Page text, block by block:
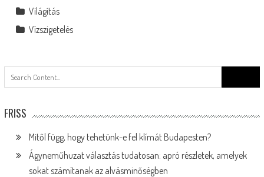
Világítás
Vízszigetelés
for:
FRISS
Mitől függ, hogy tehetünk-e fel klímát Budapesten?
Ágyneműhuzat választás tudatosan: apró részletek, amelyek
sokat számítanak az alvásminőségben